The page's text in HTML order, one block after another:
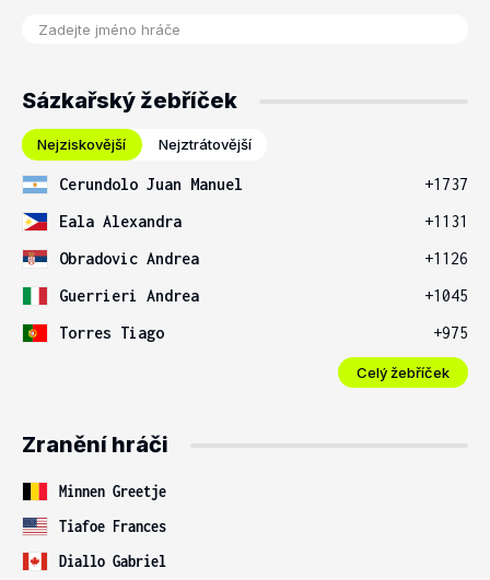
Sázkařský žebříček
Nejziskovější Nejztrátovější
Cerundolo Juan Manuel
+1737
Eala Alexandra
+1131
Obradovic Andrea
+1126
Guerrieri Andrea
+1045
Torres Tiago
+975
Celý žebříček
Zranění hráči
Minnen Greetje
Tiafoe Frances
Diallo Gabriel